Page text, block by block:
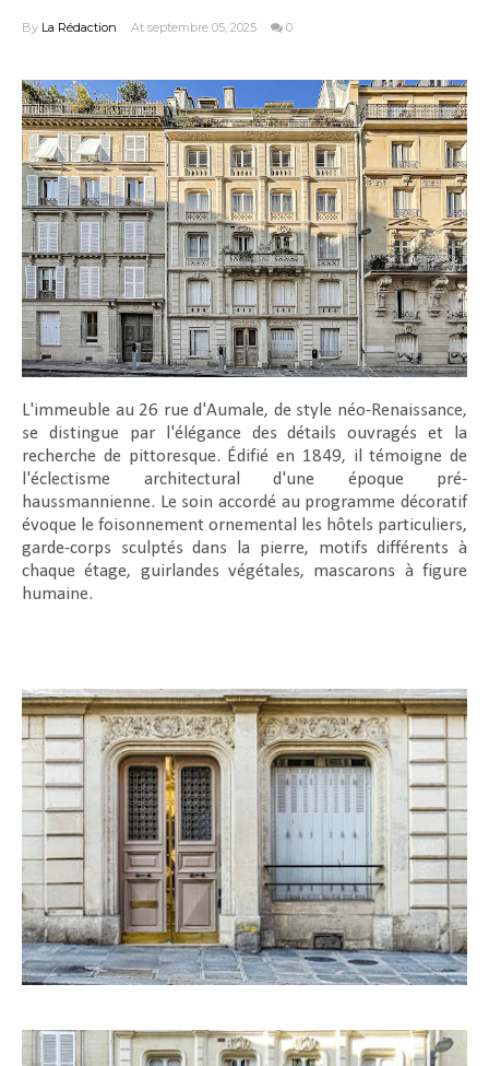
By La Rédaction At septembre 05, 2025 0
L'immeuble au 26 rue d'Aumale, de style néo-Renaissance,
se distingue par l'élégance des détails ouvragés et la
recherche de pittoresque. Édifié en 1849, il témoigne de
l'éclectisme architectural d'une époque pré-
haussmannienne. Le soin accordé au programme décoratif
évoque le foisonnement ornemental les hôtels particuliers,
garde-corps sculptés dans la pierre, motifs différents à
chaque étage, guirlandes végétales, mascarons à figure
humaine.